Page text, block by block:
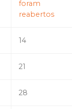
foram
reabertos
14
21
28